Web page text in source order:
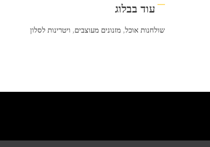
עוד בבלוג
שולחנות אוכל, מזנונים מעוצבים, ויטרינות לסלון